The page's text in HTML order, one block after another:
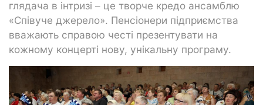
глядача в інтризі – це творче кредо ансамблю
«Співуче джерело». Пенсіонери підприємства
вважають справою честі презентувати на
кожному концерті нову, унікальну програму.